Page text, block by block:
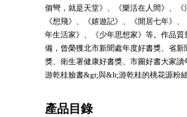
個彎，就是天堂》、《樂活在人間》、《
《想飛》、《嬉遊記》、《閒居七年》
年生活家》、《少年思想家》等。作品
備，曾榮獲北市新聞處年度好書獎、省
獎、衛生署健康好書獎、市圖好書大家
游乾桂臉書&gt;與&lt;游乾桂的桃花源粉
產品目錄